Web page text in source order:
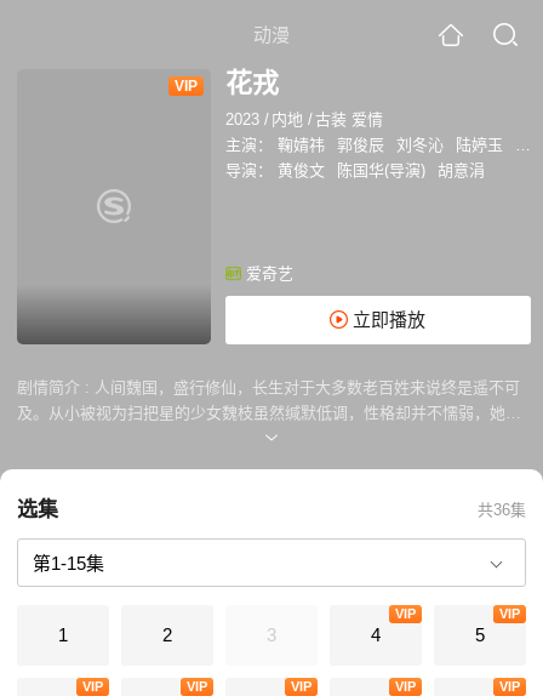
动漫
VIP 花戎
2023 / 内地 / 古装 爱情
主演：
鞠婧祎 郭俊辰 刘冬沁 陆婷玉
马
导演：
黄俊文 陈国华(导演) 胡意涓
爱奇艺
立即播放
剧情简介 : 人间魏国，盛行修仙，长生对于大多数老百姓来说终是遥不可
及。从小被视为扫把星的少女魏枝虽然缄默低调，性格却并不懦弱，她大
胆参加了测仙缘根骨的成人礼。成人礼上，魏枝所在的三十六人组在鉴仙
极，把一干锦衣玉食的公子小姐折磨得叫苦不迭。其实炎越乃是上界天
君，下凡目的正是为了寻找凤凰血脉继承者，因为在传说中，凤凰是必将
毁灭三界的可怕存在，杀死凤凰，既是炎越的使命，也是对他能否顺利即
位天君的最大试炼。炎越因天律约束，无法干扰人间之事，却渐渐对聪慧
选集 共36集
1 2 3 4
VIP
5
VIP
VIP VIP VIP VIP VIP